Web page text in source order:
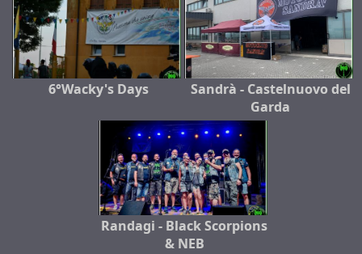
6°Wacky's Days
Sandrà - Castelnuovo del
Garda
Randagi - Black Scorpions
& NEB